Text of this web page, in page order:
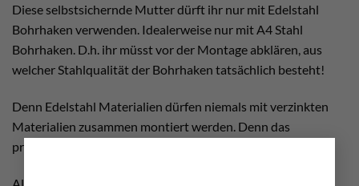
Diese selbstsichernde Mutter dürft ihr nur mit Edelstahl
Bohrhaken verwenden. Idealerweise nur mit A4 Stahl
Bohrhaken. D.h. ihr müsst vor der Montage abklären, aus
welcher Stahlqualität der Bohrhaken tatsächlich besteht!
Denn Edelstahl Materialien dürfen niemals mit verzinkten
Materialien zusammen montiert werden. Denn das
produziert
Also sauber arbeiten Leute und genau hin schauen! Ggf.